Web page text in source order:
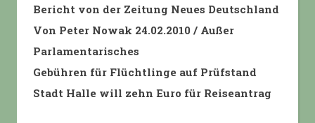
Bericht von der Zeitung Neues Deutschland
Von Peter Nowak 24.02.2010 / Außer
Parlamentarisches
Gebühren für Flüchtlinge auf Prüfstand
Stadt Halle will zehn Euro für Reiseantrag